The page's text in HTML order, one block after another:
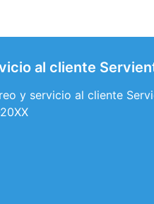
al cliente
y servicio al cliente